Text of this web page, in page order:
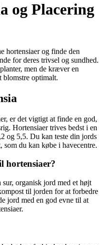
og Placering
hortensiaer og finde den
for deres trivsel og sundhed.
men de kræver en
optimalt.
er det vigtigt at finde en god,
Hortensiaer trives bedst i en
og 5,5. Du kan teste din jords
du kan købe i havecentre.
hortensiaer?
organisk jord med et højt
til jorden for at forbedre
jord med en god evne til at